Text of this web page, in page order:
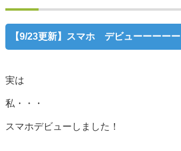
【9/23更新】スマホ デビューーーーー
実は
私・・・
スマホデビューしました！